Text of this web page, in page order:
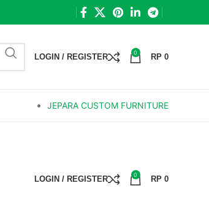
LOGIN / REGISTER 0 RP 0
JEPARA CUSTOM FURNITURE
LOGIN / REGISTER 0 RP 0